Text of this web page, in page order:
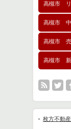
高槻市 リ
高槻市 中
高槻市
高槻市 新
枚方不動